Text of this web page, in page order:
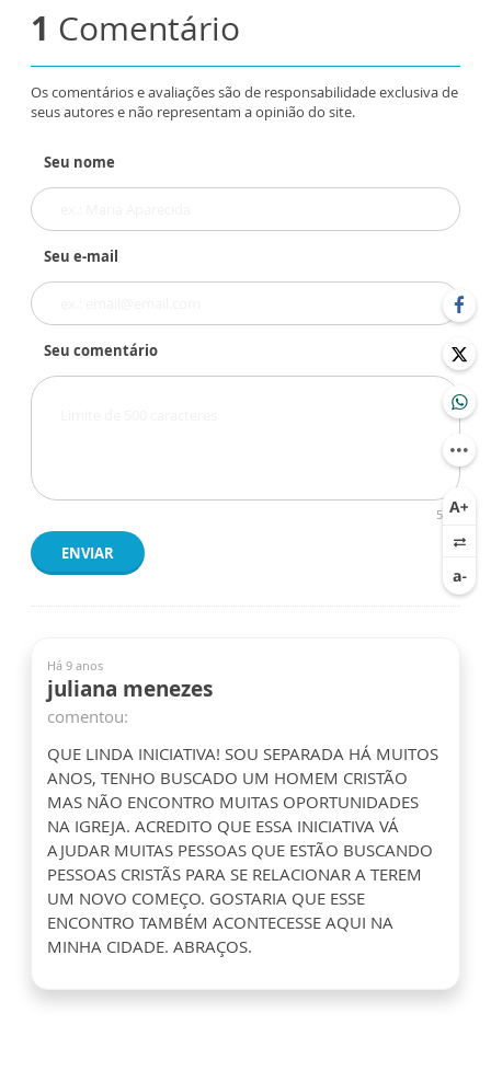
1 Comentário
Os comentários e avaliações são de responsabilidade exclusiva de
seus autores e não representam a opinião do site.
Seu nome
Seu e-mail
Seu comentário
500
ENVIAR
Há 9 anos
juliana menezes
comentou:
QUE LINDA INICIATIVA! SOU SEPARADA HÁ MUITOS
ANOS, TENHO BUSCADO UM HOMEM CRISTÃO
MAS NÃO ENCONTRO MUITAS OPORTUNIDADES
NA IGREJA. ACREDITO QUE ESSA INICIATIVA VÁ
AJUDAR MUITAS PESSOAS QUE ESTÃO BUSCANDO
PESSOAS CRISTÃS PARA SE RELACIONAR A TEREM
UM NOVO COMEÇO. GOSTARIA QUE ESSE
ENCONTRO TAMBÉM ACONTECESSE AQUI NA
MINHA CIDADE. ABRAÇOS.